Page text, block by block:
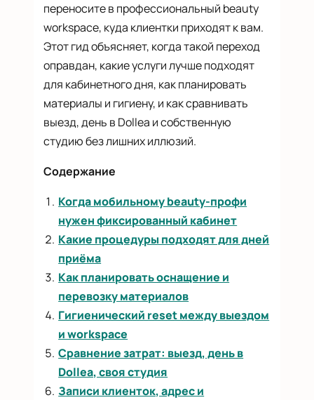
переносите в профессиональный beauty
workspace, куда клиентки приходят к вам.
Этот гид объясняет, когда такой переход
оправдан, какие услуги лучше подходят
для кабинетного дня, как планировать
материалы и гигиену, и как сравнивать
выезд, день в Dollea и собственную
студию без лишних иллюзий.
Содержание
Когда мобильному beauty-профи
нужен фиксированный кабинет
Какие процедуры подходят для дней
приёма
Как планировать оснащение и
перевозку материалов
Гигиенический reset между выездом
и workspace
Сравнение затрат: выезд, день в
Dollea, своя студия
Записи клиенток, адрес и